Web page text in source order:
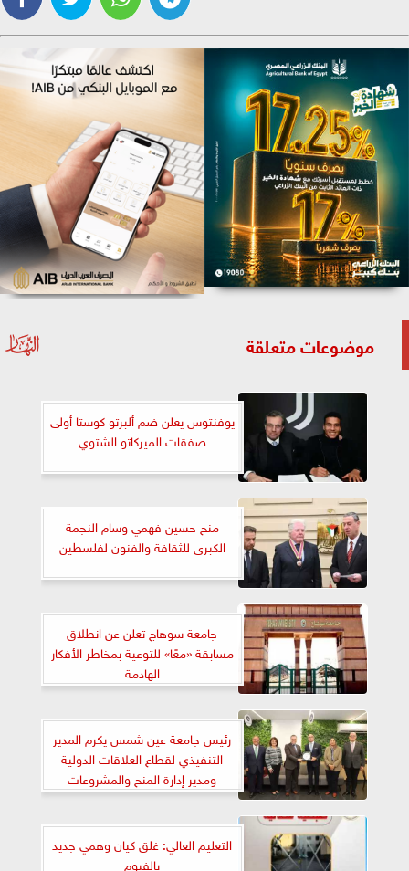
موضوعات متعلقة
يوفنتوس يعلن ضم ألبرتو كوستا أولى
صفقات الميركاتو الشتوي
منح حسين فهمي وسام النجمة
الكبرى للثقافة والفنون لفلسطين
جامعة سوهاج تعلن عن انطلاق
مسابقة «معًا» للتوعية بمخاطر الأفكار
الهادمة
رئيس جامعة عين شمس يكرم المدير
التنفيذي لقطاع العلاقات الدولية
ومدير إدارة المنح والمشروعات
التعليم العالي: غلق كيان وهمي جديد
بالفيوم